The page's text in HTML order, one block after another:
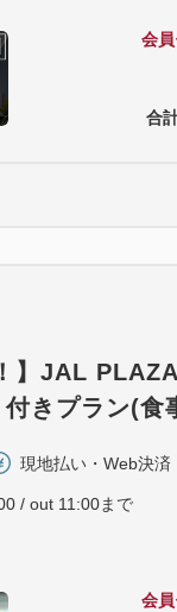
会
合
会
】JAL
付きプラン(食
現地払い・Web決済
/ out 11:00まで